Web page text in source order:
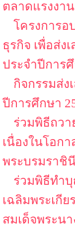
ตลาดแรงงา
โครงการอ
ธุรกิจ เพื่อส่
ประจำปีการ
กิจกรรมส่ง
ปีการศึกษา
ร่วมพิธีถว
เนื่องในโอก
พระบรมราชิ
ร่วมพิธีทำ
เฉลิมพระเกี
สมเด็จพระน